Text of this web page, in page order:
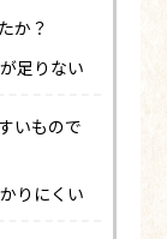
か？
足りない
いもので
りにくい